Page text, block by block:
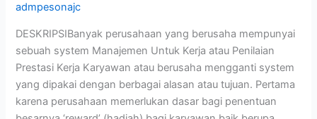
admpesonajc
DESKRIPSIBanyak perusahaan yang berusaha mempunyai
sebuah system Manajemen Untuk Kerja atau Penilaian
Prestasi Kerja Karyawan atau berusaha mengganti system
yang dipakai dengan berbagai alasan atau tujuan. Pertama
karena perusahaan memerlukan dasar bagi penentuan